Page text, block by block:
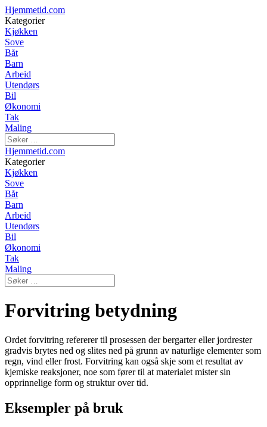
Hjemmetid.com
Kategorier
Kjøkken
Sove
Båt
Barn
Arbeid
Utendørs
Bil
Økonomi
Tak
Maling
Hjemmetid.com
Kategorier
Kjøkken
Sove
Båt
Barn
Arbeid
Utendørs
Bil
Økonomi
Tak
Maling
Forvitring betydning
Ordet forvitring refererer til prosessen der bergarter eller jordrester
gradvis brytes ned og slites ned på grunn av naturlige elementer som
regn, vind eller frost. Forvitring kan også skje som et resultat av
kjemiske reaksjoner, noe som fører til at materialet mister sin
opprinnelige form og struktur over tid.
Eksempler på bruk